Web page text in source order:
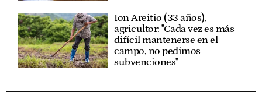
Ion Areitio (33 años),
agricultor: "Cada vez es más
difícil mantenerse en el
campo, no pedimos
subvenciones"